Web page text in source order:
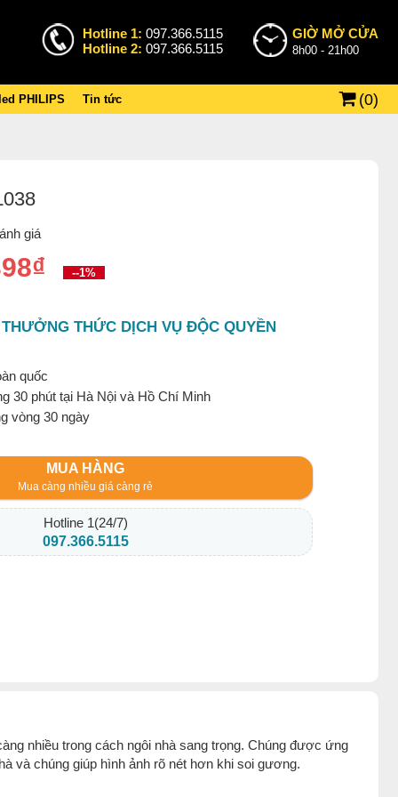
Hotline 1: 097.366.5115
Hotline 2: 097.366.5115
GIỜ MỞ CỬA
8h00 - 21h00
PHILIPS Tin tức (0)
giá
--1%
THỨC DỊCH VỤ ĐỘC QUYỀN
quốc
30 phút tại Hà Nội và Hồ Chí Minh
vòng 30 ngày
MUA HÀNG
Mua càng nhiều giá càng rẻ
Hotline 1(24/7)
097.366.5115
nhiều trong cách ngôi nhà sang trọng. Chúng được ứng
và chúng giúp hình ảnh rõ nét hơn khi soi gương.